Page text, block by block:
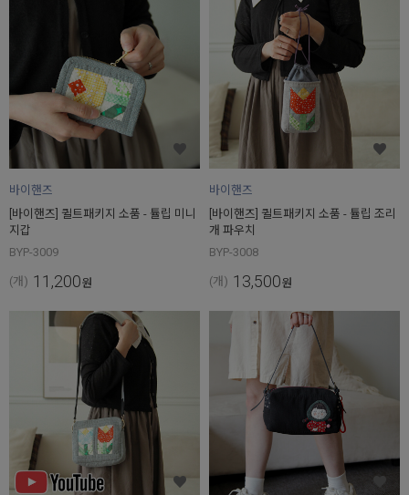
바이핸즈
[바이핸즈] 퀼트패키지 소품 - 튤립 미니
지갑
BYP-3009
(개) 11,200원
바이핸즈
[바이핸즈] 퀼트패키지 소품 - 튤립 조리
개 파우치
BYP-3008
(개) 13,500원